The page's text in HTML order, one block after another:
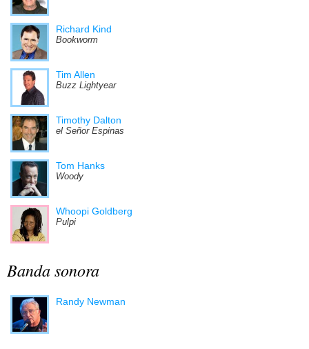
Richard Kind
Bookworm
Tim Allen
Buzz Lightyear
Timothy Dalton
el Señor Espinas
Tom Hanks
Woody
Whoopi Goldberg
Pulpi
Banda sonora
Randy Newman